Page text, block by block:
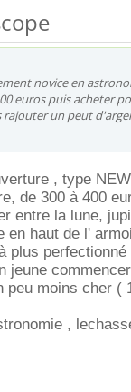
novice en
euros puis acheter
un peut
, type
de 300 à 400
entre la lune,
haut de l'
plus
jeune
peu moins cher (
,